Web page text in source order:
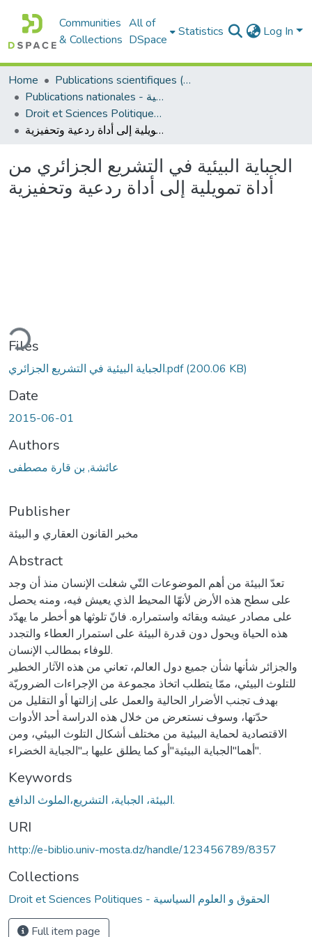
Communities
& Collections
All of
DSpace
Statistics Log In
Home
Publications scientifiques (Laboratoires)
Publications nationales - منشورات وطنية
Droit et Sciences Politiques - الحقوق و العلوم السياسية
الجباية البيئية في التشريع الجزائري من أداة تمويلية إلى أداة ردعية وتحفيزية
الجباية البيئية في التشريع الجزائري من
أداة تمويلية إلى أداة ردعية وتحفيزية
Files
الجباية البيئية في التشريع الجزائري.pdf(200.06 KB)
Date
2015-06-01
Authors
عائشة, بن قارة مصطفى
Publisher
مخبر القانون العقاري و البيئة
Abstract
تعدّ البيئة من أهم الموضوعات التّي شغلت الإنسان منذ أن وجد
على سطح هذه الأرض لأنهّا المحيط الذي يعيش فيه، ومنه يحصل
على مصادر عيشه وبقائه واستمراره. فانّ تلوثها هو أخطر ما يهدّد
هذه الحياة ويحول دون قدرة البيئة على استمرار العطاء والتجدد
للوفاء بمطالب الإنسان.
والجزائر شأنها شأن جميع دول العالم، تعاني من هذه الآثار الخطير
للتلوث البيئي، ممّا يتطلب اتخاذ مجموعة من الإجراءات الضروريّة
بهدف تجنب الأضرار الحالية والعمل على إزالتها أو التقليل من
حدّتها، وسوف نستعرض من خلال هذه الدراسة أحد الأدوات
الاقتصادية لحماية البيئية من مختلف أشكال التلوث البيئي، ومن
أهما"الجباية البيئية"أو كما يطلق عليها بـ"الجباية الخضراء".
Keywords
البيئة، الجباية، التشريع،الملوث الدافع.
URI
http://e-biblio.univ-mosta.dz/handle/123456789/8357
Collections
Droit et Sciences Politiques - الحقوق و العلوم السياسية
Full item page